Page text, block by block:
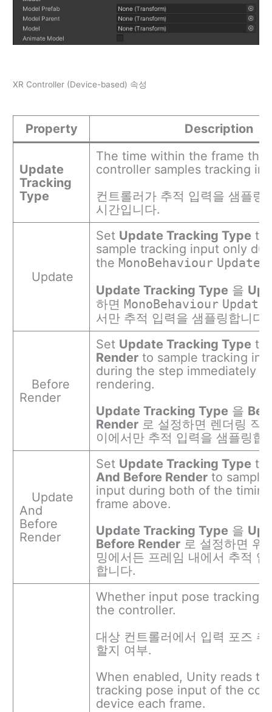
XR Controller (Device-based) 속성
Property Description
Update
Tracking
Type
The time within the frame
controller samples tracking
컨트롤러가 추적 입력을 샘플링
시간입니다.
Update
Set Update Tracking Type to
sample tracking input only
the MonoBehaviour Update
Update Tracking Type 을
하면 MonoBehaviour Update
서만 추적 입력을 샘플링합니다.
Before
Render
Set Update Tracking Type to
Render to sample tracking
during the step immediately
rendering.
Update Tracking Type 을
Render 로 설정하면 렌더링 직
이에서만 추적 입력을 샘플링합
Update
And
Before
Render
Set Update Tracking Type to
And Before Render to sample
input during both of the
frame above.
Update Tracking Type 을
Before Render 로 설정하면 위
밍에서든 프레임 내에서 추적
합니다.
Whether input pose tracking
the controller.
대상 컨트롤러에서 입력 포즈
할지 여부.
When enabled, Unity reads
tracking pose input of the
device each frame.